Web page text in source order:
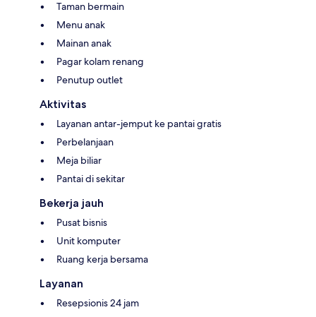
Taman bermain
Menu anak
Mainan anak
Pagar kolam renang
Penutup outlet
Aktivitas
Layanan antar-jemput ke pantai gratis
Perbelanjaan
Meja biliar
Pantai di sekitar
Bekerja jauh
Pusat bisnis
Unit komputer
Ruang kerja bersama
Layanan
Resepsionis 24 jam